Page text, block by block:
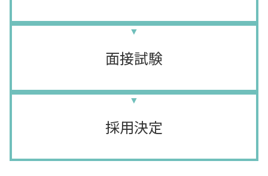
面接試験
採用決定